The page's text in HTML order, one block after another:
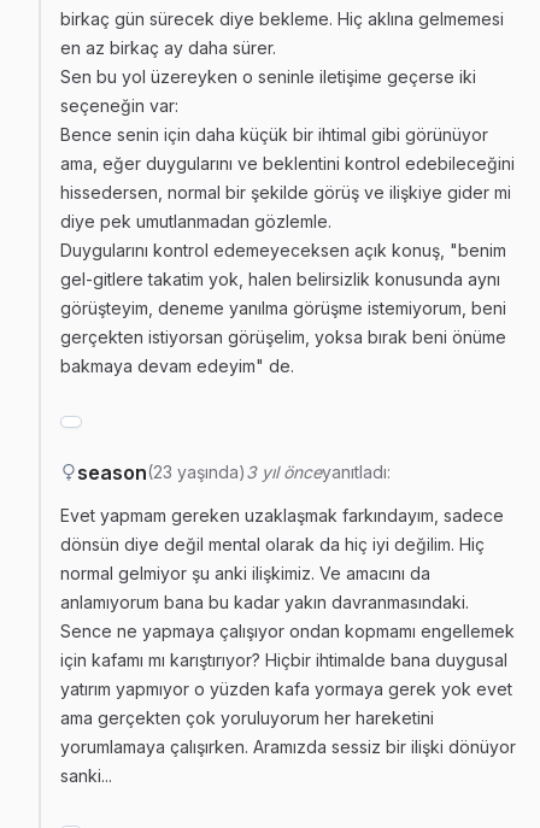
birkaç gün sürecek diye bekleme. Hiç aklına gelmemesi
en az birkaç ay daha sürer.
Sen bu yol üzereyken o seninle iletişime geçerse iki
seçeneğin var:
Bence senin için daha küçük bir ihtimal gibi görünüyor
ama, eğer duygularını ve beklentini kontrol edebileceğini
hissedersen, normal bir şekilde görüş ve ilişkiye gider mi
diye pek umutlanmadan gözlemle.
Duygularını kontrol edemeyeceksen açık konuş, "benim
gel-gitlere takatim yok, halen belirsizlik konusunda aynı
görüşteyim, deneme yanılma görüşme istemiyorum, beni
gerçekten istiyorsan görüşelim, yoksa bırak beni önüme
bakmaya devam edeyim" de.
season(23 yaşında)3 yıl önceyanıtladı:
Evet yapmam gereken uzaklaşmak farkındayım, sadece
dönsün diye değil mental olarak da hiç iyi değilim. Hiç
normal gelmiyor şu anki ilişkimiz. Ve amacını da
anlamıyorum bana bu kadar yakın davranmasındaki.
Sence ne yapmaya çalışıyor ondan kopmamı engellemek
için kafamı mı karıştırıyor? Hiçbir ihtimalde bana duygusal
yatırım yapmıyor o yüzden kafa yormaya gerek yok evet
ama gerçekten çok yoruluyorum her hareketini
yorumlamaya çalışırken. Aramızda sessiz bir ilişki dönüyor
sanki...